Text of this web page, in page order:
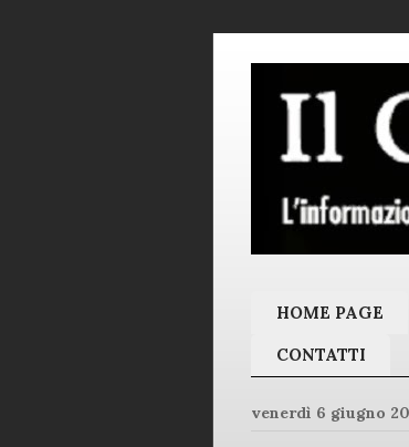
HOME PAGE
CONTATTI
venerdì 6 giugno